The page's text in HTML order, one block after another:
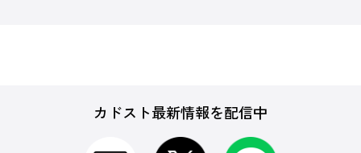
カドスト最新情報を配信中